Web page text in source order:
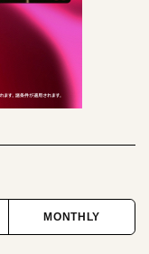
MONTHLY